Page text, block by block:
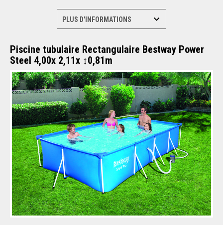
Piscine tubulaire Rectangulaire Bestway Power
Steel 4,00x 2,11x ↕0,81m